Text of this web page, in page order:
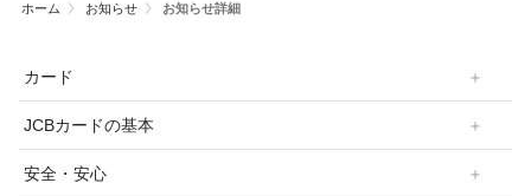
ホーム お知らせ お知らせ詳細
カード
JCBカードの基本
安全・安心